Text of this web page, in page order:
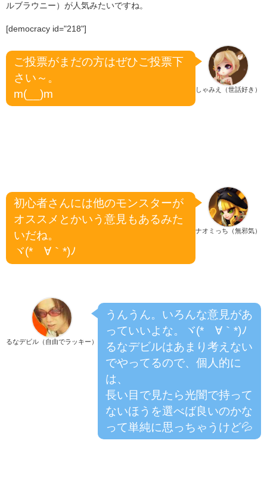
ルブラウニー）が人気みたいですね。
[democracy id="218"]
しゃみえ（世話好き）
ご投票がまだの方はぜひご投票下
さい～。
m(__)m
ナオミっち（無邪気）
初心者さんには他のモンスターが
オススメとかいう意見もあるみた
いだね。
ヾ(*´∀｀*)ﾉ
るなデビル（自由でラッキー）
うんうん。いろんな意見があ
っていいよな。ヾ(*´∀｀*)ﾉ
るなデビルはあまり考えない
でやってるので、個人的に
は、
長い目で見たら光闇で持って
ないほうを選べば良いのかな
って単純に思っちゃうけど💦